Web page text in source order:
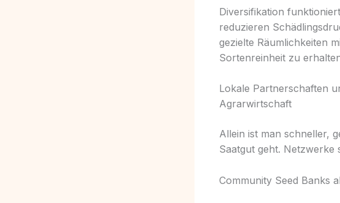
Diversifikation
reduzieren
gezielte Räumlichkeiten
Sortenreinheit zu
Lokale Partnerschaften
Agrarwirtschaft
Allein ist man schneller,
Saatgut geht. Netzwerke
Community Seed Banks